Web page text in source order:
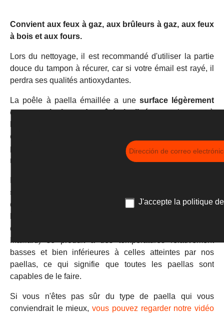
Convient aux feux à gaz, aux brûleurs à gaz, aux feux
à bois et aux fours.
Lors du nettoyage, il est recommandé d'utiliser la partie
douce du tampon à récurer, car si votre émail est rayé, il
perdra ses qualités antioxydantes.
La poêle à paella émaillée a une surface légèrement
convexe ainsi que des côtés inclinés, ce qui permet à
étapes préliminaires de la préparation de la paella, et
permettant au sofrito d'être déplacé sur les côtés lorsque
nous ajoutons la rivière le riz.
socarrat
qui est dit à l'encontre de cela est un faux mythe. En effet,
d'amidon de riz et ce phénomène (appelé techniquement
basses et bien inférieures à celles atteintes par nos
paellas, ce qui signifie que toutes les paellas sont
capables de le faire.
Si vous n'êtes pas sûr du type de paella qui vous
conviendrait le mieux,vous pouvez regarder notre vidéo
J'accepte la politique